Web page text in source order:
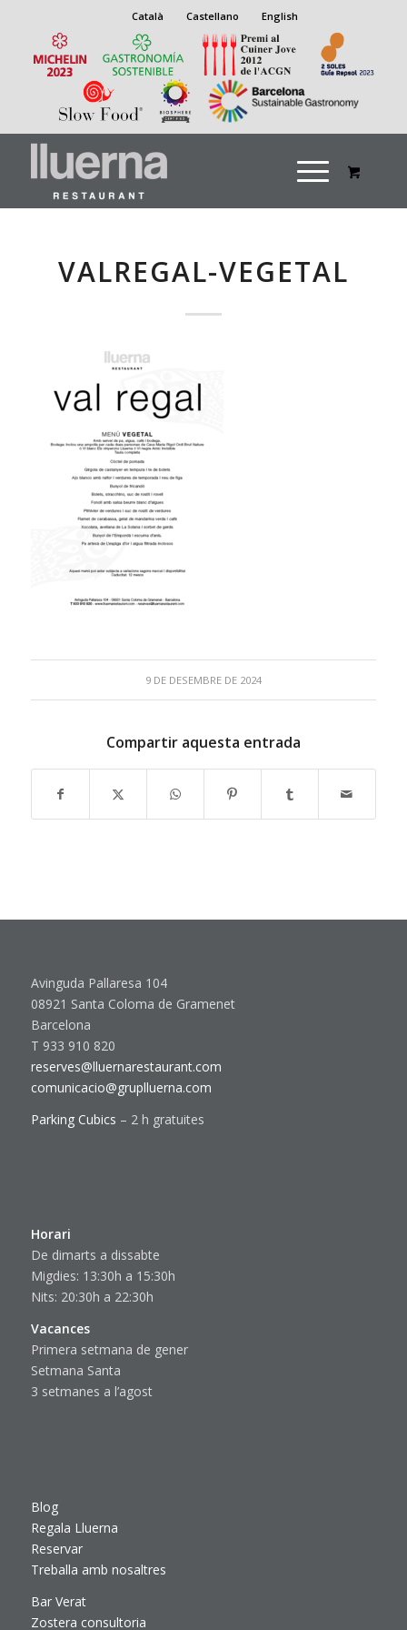
Català Castellano English
VALREGAL-VEGETAL
9 DE DESEMBRE DE 2024
Compartir aquesta entrada
Avinguda Pallaresa 104
08921 Santa Coloma de Gramenet
Barcelona
T 933 910 820
reserves@lluernarestaurant.com
comunicacio@gruplluerna.com
Parking Cubics – 2 h gratuites
Horari
De dimarts a dissabte
Migdies: 13:30h a 15:30h
Nits: 20:30h a 22:30h
Vacances
Primera setmana de gener
Setmana Santa
3 setmanes a l’agost
Blog
Regala Lluerna
Reservar
Treballa amb nosaltres
Bar Verat
Zostera consultoria